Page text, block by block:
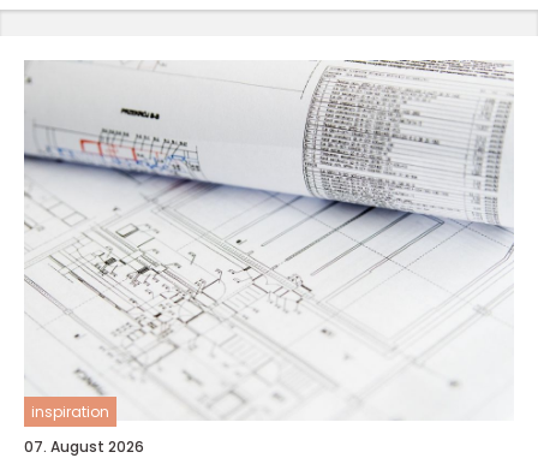
inspiration
07. August 2026